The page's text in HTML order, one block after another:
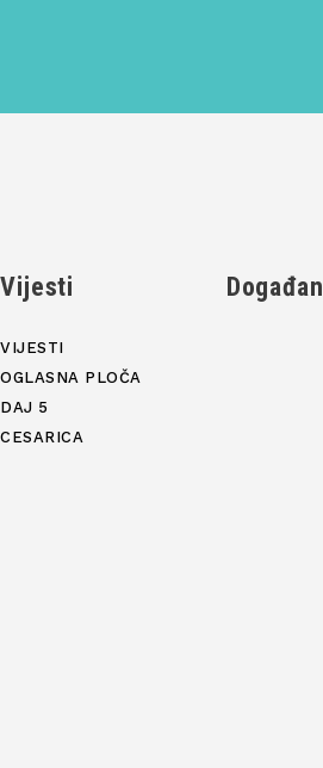
Vijesti
VIJESTI
OGLASNA PLOČA
DAJ 5
CESARICA